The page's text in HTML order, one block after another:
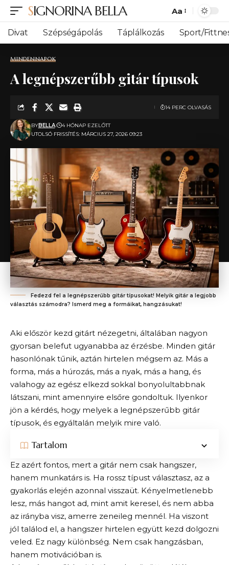
SIGNORINA BELLA
Font
Resizer
Aa
Divat Szépségápolás Táplálkozás Sport/
MINDENNAPOK
A legnépszerűbb gitár típusok
UTOLSÓ FRISSÍTÉS: MÁRCIUS 27, 2026 09:23
BYBELLA 4 HÓNAP EZELŐTT
14 PERC OLVASÁS
Fedezd fel a legnépszerűbb gitár típusokat! Melyik gitár a legjobb
választás számodra? Ismerd meg a formáikat, hangzásukat!
Aki először kezd gitárt nézegetni, általában nagyon
gyorsan belefut ugyanabba az érzésbe. Minden gitár
hasonlónak tűnik, aztán hirtelen mégsem az. Más a
forma, más a húrozás, más a nyak, más a hang, és
valahogy az egész elkezd sokkal bonyolultabbnak
látszani, mint amennyire elsőre gondoltuk. Ilyenkor
jön a kérdés, hogy melyek a legnépszerűbb gitár
típusok, és egyáltalán melyik mire való.
Tartalom
Ez azért fontos, mert a gitár nem csak hangszer,
hanem munkatárs is. Ha rossz típust választasz, az a
gyakorlás elején azonnal visszaüt. Kényelmetlenebb
lesz, más hangot ad, mint amit keresel, és nem abba
az irányba visz, amerre zeneileg mennél. Ha viszont
jól találod el, a hangszer hirtelen együtt kezd dolgozni
veled. Ez nagy különbség. Nem csak hangzásban,
hanem motivációban is.